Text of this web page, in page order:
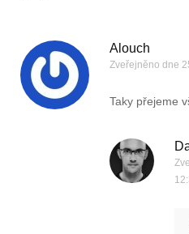
Alouch
Zveřejněno dne
Taky přejeme